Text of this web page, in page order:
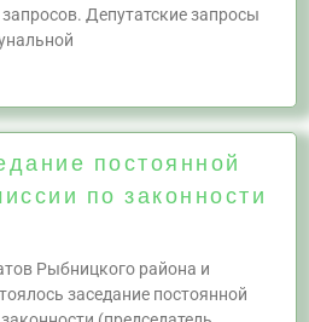
Депутатские запросы
постоянной
по законности
Рыбницкого района и
заседание постоянной